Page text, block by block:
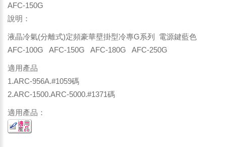
AFC-150G
說明：
液晶冷氣(分離式)定頻豪華壁掛型冷專G系列 電源鍵藍色
AFC-100G AFC-150G AFC-180G AFC-250G
適用產品
1.ARC-956A.#1059碼
2.ARC-1500.ARC-5000.#1371碼
適用產品：